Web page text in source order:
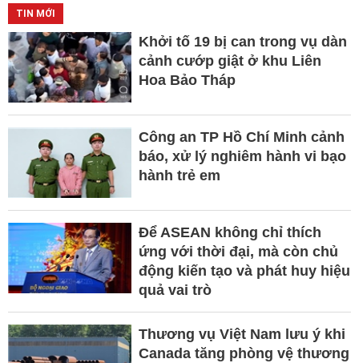
TIN MỚI
Khởi tố 19 bị can trong vụ dàn
cảnh cướp giật ở khu Liên
Hoa Bảo Tháp
Công an TP Hồ Chí Minh cảnh
báo, xử lý nghiêm hành vi bạo
hành trẻ em
Để ASEAN không chỉ thích
ứng với thời đại, mà còn chủ
động kiến tạo và phát huy hiệu
quả vai trò
Thương vụ Việt Nam lưu ý khi
Canada tăng phòng vệ thương